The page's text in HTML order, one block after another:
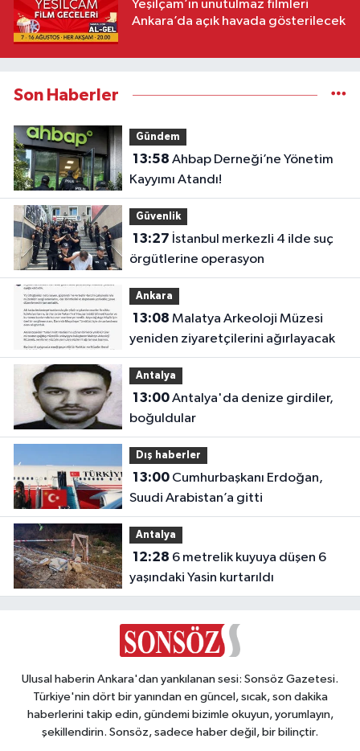
Yeşilçam’ın unutulmaz filmleri
Ankara’da açık havada gösterilecek
Son Haberler
Gündem
13:58
Kayyımı Atandı!
Güvenlik
13:27
örgütlerine operasyon
Ankara
13:08
yeniden ziyaretçilerini ağırlayacak
Antalya
13:00Antalya'da denize girdiler,
boğuldular
Dış haberler
13:00Cumhurbaşkanı Erdoğan,
Suudi Arabistan’a gitti
Antalya
12:28
yaşındaki Yasin kurtarıldı
Ulusal haberin Ankara'dan yankılanan sesi: Sonsöz Gazetesi.
Türkiye'nin dört bir yanından en güncel, sıcak, son dakika
haberlerini takip edin, gündemi bizimle okuyun, yorumlayın,
şekillendirin. Sonsöz, sadece haber değil, bir bilinçtir.